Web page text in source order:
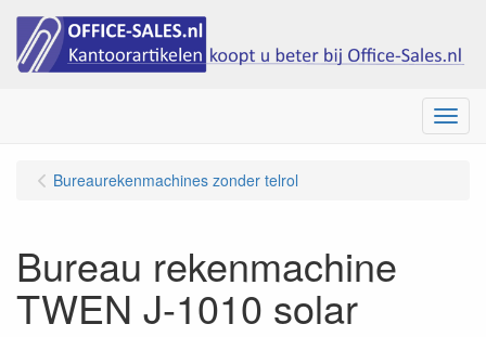
Menu
Bureaurekenmachines zonder telrol
Bureau rekenmachine
TWEN J-1010 solar